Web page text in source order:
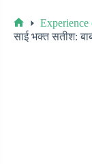
Home
Experience
साई भक्त सतीश: